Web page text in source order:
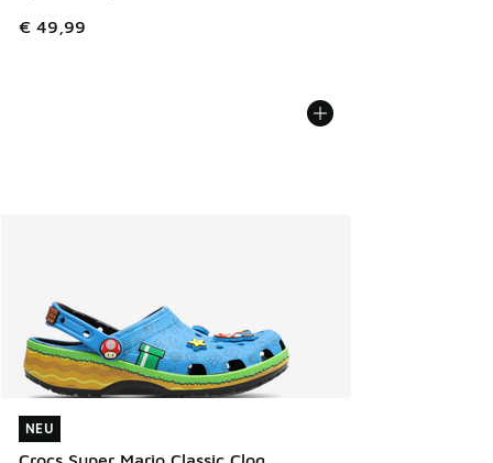
€ 49,99
NEU
NEU